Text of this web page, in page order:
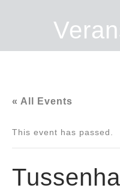
« All Events
This event has passed.